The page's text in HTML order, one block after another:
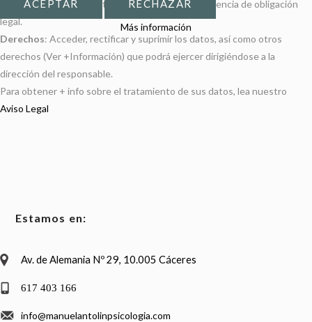
Destinatarios: No existen cesiones salvo la existencia de obligación
legal.
Derechos: Acceder, rectificar y suprimir los datos, así como otros
derechos (Ver +Información) que podrá ejercer dirigiéndose a la
dirección del responsable.
Para obtener + info sobre el tratamiento de sus datos, lea nuestro
Aviso Legal
Estamos en:
Av. de Alemania Nº 29, 10.005 Cáceres
617 403 166
info@manuelantolinpsicologia.com
ACEPTAR RECHAZAR
Más información